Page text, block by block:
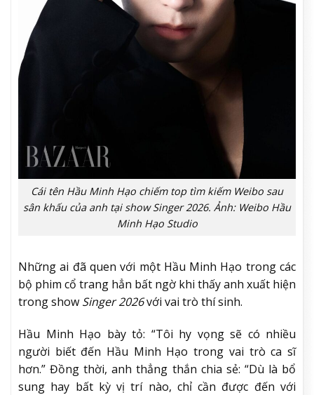
Cái tên Hầu Minh Hạo chiếm top tìm kiếm Weibo sau
sân khấu của anh tại show Singer 2026. Ảnh: Weibo Hầu
Minh Hạo Studio
Những ai đã quen với một Hầu Minh Hạo trong các
bộ phim cổ trang hẳn bất ngờ khi thấy anh xuất hiện
trong show Singer 2026với vai trò thí sinh.
Hầu Minh Hạo bày tỏ: “Tôi hy vọng sẽ có nhiều
người biết đến Hầu Minh Hạo trong vai trò ca sĩ
hơn.” Đồng thời, anh thẳng thắn chia sẻ: “Dù là bổ
sung hay bất kỳ vị trí nào, chỉ cần được đến với